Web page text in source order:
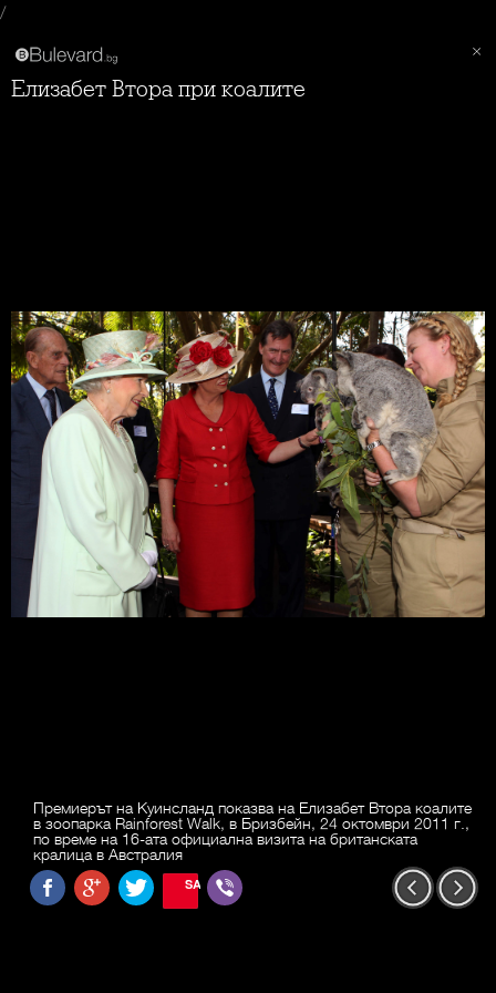
/
Елизабет Втора при коалите
Премиерът на Куинсланд показва на Елизабет Втора коалите
в зоопарка Rainforest Walk, в Бризбейн, 24 октомври 2011 г.,
по време на 16-ата официална визита на британската
кралица в Австралия
SAVE